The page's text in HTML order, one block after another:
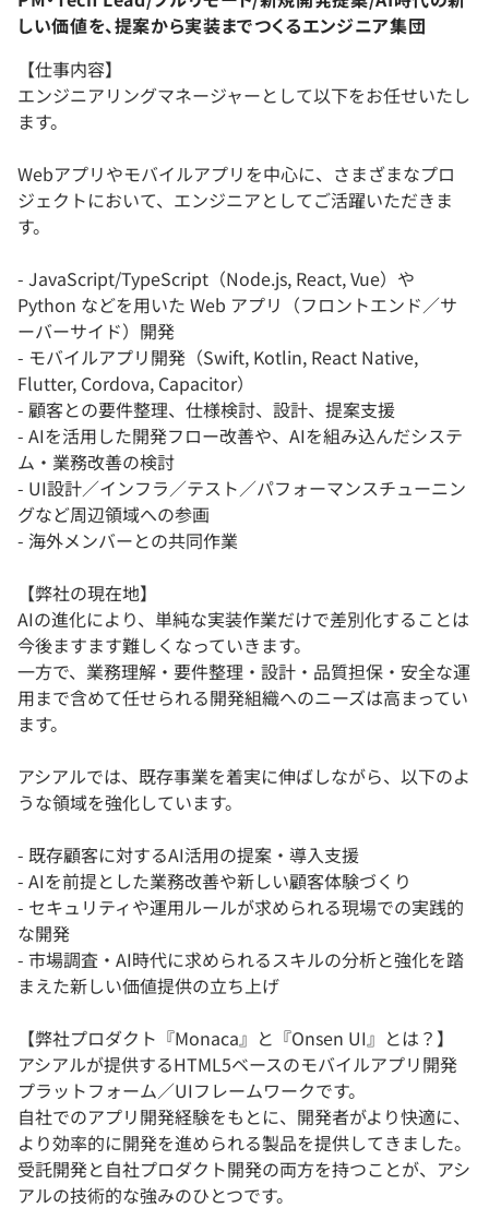
しい価値を、提案から実装までつくるエンジニア集団
【仕事内容】
エンジニアリングマネージャーとして以下をお任せいたし
ます。
Webアプリやモバイルアプリを中心に、さまざまなプロ
ジェクトにおいて、エンジニアとしてご活躍いただきま
す。
- JavaScript/TypeScript（Node.js, React, Vue）や
Python などを用いた Web アプリ（フロントエンド／サ
ーバーサイド）開発
- モバイルアプリ開発（Swift, Kotlin, React Native,
Flutter, Cordova, Capacitor）
- 顧客との要件整理、仕様検討、設計、提案支援
- AIを活用した開発フロー改善や、AIを組み込んだシステ
ム・業務改善の検討
- UI設計／インフラ／テスト／パフォーマンスチューニン
グなど周辺領域への参画
- 海外メンバーとの共同作業
【弊社の現在地】
AIの進化により、単純な実装作業だけで差別化することは
今後ますます難しくなっていきます。
一方で、業務理解・要件整理・設計・品質担保・安全な運
用まで含めて任せられる開発組織へのニーズは高まってい
ます。
アシアルでは、既存事業を着実に伸ばしながら、以下のよ
うな領域を強化しています。
- 既存顧客に対するAI活用の提案・導入支援
- AIを前提とした業務改善や新しい顧客体験づくり
- セキュリティや運用ルールが求められる現場での実践的
な開発
- 市場調査・AI時代に求められるスキルの分析と強化を踏
まえた新しい価値提供の立ち上げ
【弊社プロダクト『Monaca』と『Onsen UI』とは？】
アシアルが提供するHTML5ベースのモバイルアプリ開発
プラットフォーム／UIフレームワークです。
自社でのアプリ開発経験をもとに、開発者がより快適に、
より効率的に開発を進められる製品を提供してきました。
受託開発と自社プロダクト開発の両方を持つことが、アシ
アルの技術的な強みのひとつです。